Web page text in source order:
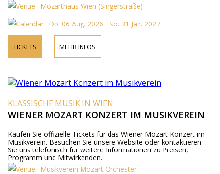
Mozarthaus Wien (Singerstraße)
Do. 06 Aug. 2026 - So. 31 Jan. 2027
TICKETS MEHR INFOS
KLASSISCHE MUSIK IN WIEN
WIENER MOZART KONZERT IM MUSIKVEREIN
Kaufen Sie offizielle Tickets für das Wiener Mozart Konzert im
Musikverein. Besuchen Sie unsere Website oder kontaktieren
Sie uns telefonisch für weitere Informationen zu Preisen,
Programm und Mitwirkenden.
Musikverein Mozart Orchester